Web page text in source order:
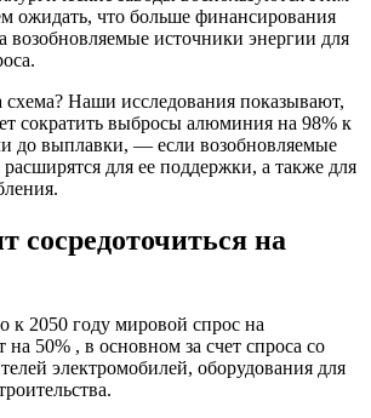
ожидать, что больше финансирования
возобновляемые источники энергии для
схема? Наши исследования показывают,
сократить выбросы алюминия на 98% к
до выплавки, — если возобновляемые
для ее поддержки, а также для
сосредоточиться на
к 2050 году мировой спрос на
50% , в основном за счет спроса со
электромобилей, оборудования для